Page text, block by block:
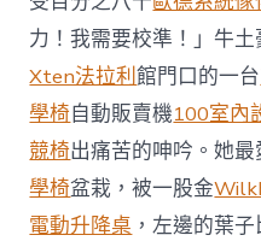
力！我需要校準！」牛
Xten法拉利館門口的一台
學椅自動販賣機100室內
競椅出痛苦的呻吟。她
學椅盆栽，被一股金
電動升降桌 ，左邊的葉